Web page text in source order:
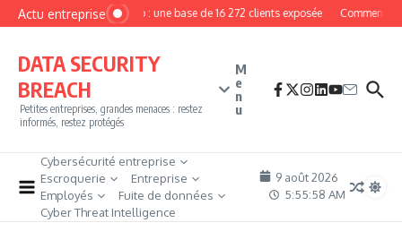
Aller au contenu
Actu entrepriseMyPhoto : une base de 16 272 clients exposée Comment
DATA SECURITY
BREACH
Petites entreprises, grandes menaces : restez
informés, restez protégés
M
e
n
u
Cybersécurité entreprise
Escroquerie
Entreprise
Employés
Fuite de données
Cyber Threat Intelligence
9 août 2026
5:55:59 AM